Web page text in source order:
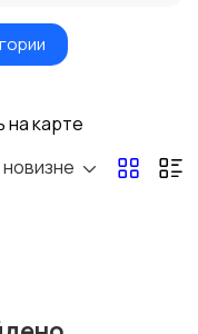
менеджмент
сырья,
на карте